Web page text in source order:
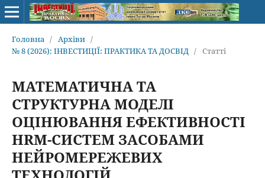
Головна / Архіви /
№ 8 (2026): ІНВЕСТИЦІЇ: ПРАКТИКА ТА ДОСВІД / Статті
МАТЕМАТИЧНА ТА
СТРУКТУРНА МОДЕЛІ
ОЦІНЮВАННЯ ЕФЕКТИВНОСТІ
HRM-СИСТЕМ ЗАСОБАМИ
НЕЙРОМЕРЕЖЕВИХ